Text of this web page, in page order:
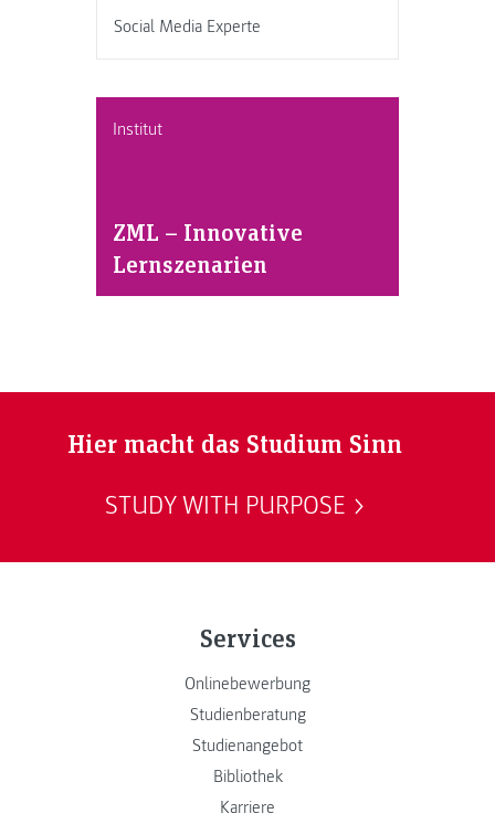
Social Media Experte
Institut
ZML – Innovative
Lernszenarien
Hier macht das Studium Sinn
STUDY WITH PURPOSE
Services
Onlinebewerbung
Studienberatung
Studienangebot
Bibliothek
Karriere